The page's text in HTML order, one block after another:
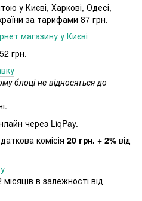
у Києві, Харкові, Одесі,
за тарифами 87 грн.
магазину у Києві
грн.
блоці не відносяться до
через LiqPay.
комісія 20 грн. + 2% від
в залежності від